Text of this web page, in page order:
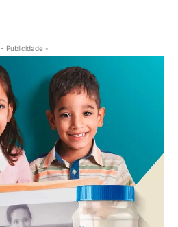
- Publicidade -